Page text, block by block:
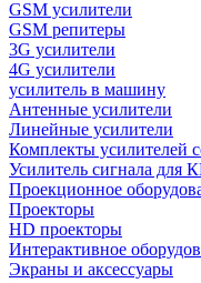
GSM усилители
GSM репитеры
3G усилители
4G усилители
усилитель в машину
Антенные усилители
Линейные усилители
Комплекты усилителей
Усилитель сигнала для
Проекционное
Проекторы
HD проекторы
Интерактивное
Экраны и аксессуары